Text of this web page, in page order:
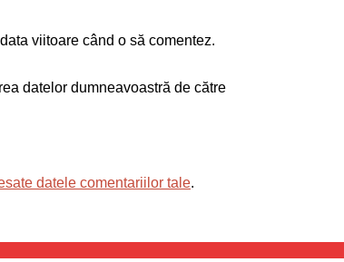
viitoare când o să comentez.
datelor dumneavoastră de către
datele comentariilor tale.